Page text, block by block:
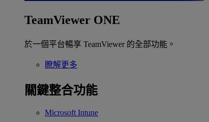
TeamViewer ONE
於一個平台暢享 TeamViewer 的全部功能。
瞭解更多
關鍵整合功能
Microsoft Intune